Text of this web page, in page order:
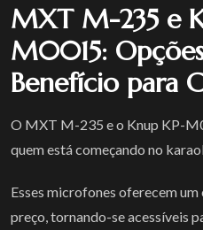
MXT M-235 e
M0015:
Benefício para
O MXT M-235 e o Knup KP-
quem está começando no
Esses microfones oferecem
preço, tornando-se acessíveis